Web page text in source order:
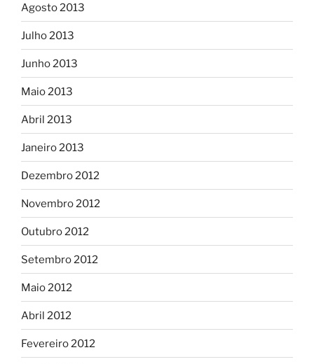
Agosto 2013
Julho 2013
Junho 2013
Maio 2013
Abril 2013
Janeiro 2013
Dezembro 2012
Novembro 2012
Outubro 2012
Setembro 2012
Maio 2012
Abril 2012
Fevereiro 2012